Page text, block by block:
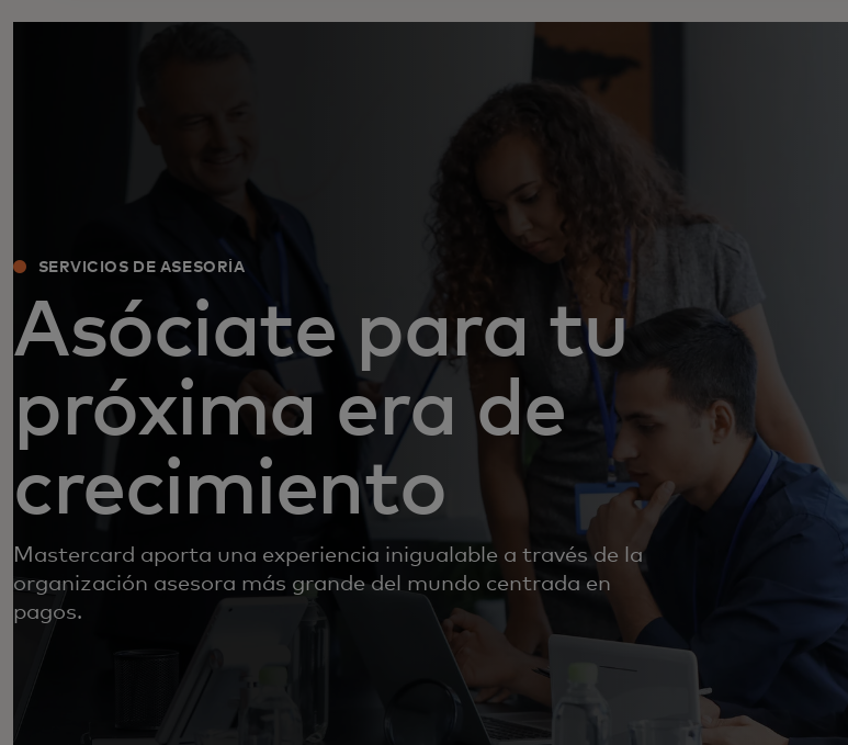
SERVICIOS DE ASESORÍA
Asóciate para tu
próxima era de
crecimiento
Mastercard aporta una experiencia inigualable a través de la
organización asesora más grande del mundo centrada en
pagos.